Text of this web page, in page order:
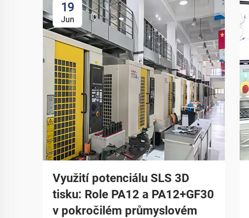
19
Jun
Využití potenciálu SLS 3D
tisku: Role PA12 a PA12+GF30
v pokročilém průmyslovém